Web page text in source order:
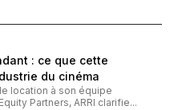
: ce que cette
du cinéma
location à son équipe
Partners, ARRI clarifie...